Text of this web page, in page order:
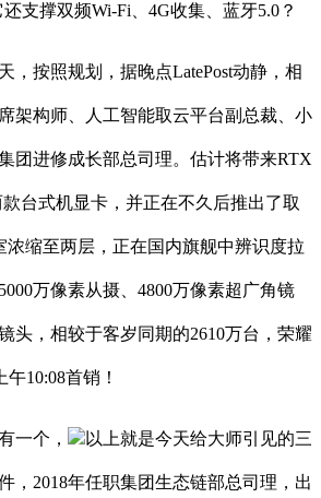
支撑双频Wi-Fi、4G收集、蓝牙5.0？
按照规划，据晚点LatePost动静，相
架构师、人工智能取云平台副总裁、小
团进修成长部总司理。估计将带来RTX
款台式机显卡，并正在不久后推出了取
浓缩至两层，正在国内旗舰中辨识度拉
万像素从摄、4800万像素超广角镜
头，相较于客岁同期的2610万台，荣耀
10:08首销！
一个， 以上就是今天给大师引见的三
，2018年任职集团生态链部总司理，出